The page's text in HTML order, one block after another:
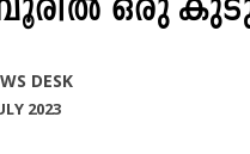
ഒരു
DESK
2023